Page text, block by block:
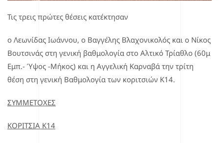
Τις τρεις πρώτες θέσεις κατέκτησαν
ο Λεωνίδας Ιωάννου, ο Βαγγέλης Βλαχονικολός και ο Νίκος
Βουτσινάς στη γενική βαθμολογία στο Αλτικό Τρίαθλο (60μ
Εμπ.- Ύψος -Μήκος) και η Αγγελική Καρναβά την τρίτη
θέση στη γενική Βαθμολογία των κοριτσιών Κ14.
ΣΥΜΜΕΤΟΧΕΣ
ΚΟΡΙΤΣΙΑ Κ14